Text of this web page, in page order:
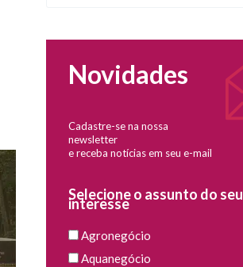
Novidades
Cadastre-se na nossa
newsletter
e receba notícias em seu e-mail
Selecione o assunto do seu
interesse
Agronegócio
Aquanegócio